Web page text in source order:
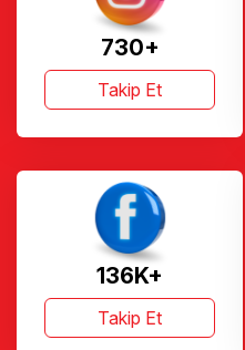
730+
Takip Et
136K+
Takip Et